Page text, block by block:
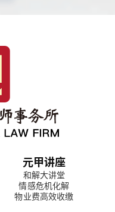
元甲讲座
和解大讲堂
情感危机化解
物业费高效收缴